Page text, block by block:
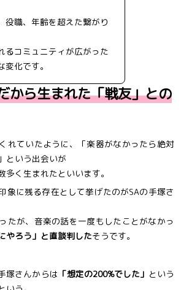
役職、年齢を超えた繋がり
るコミュニティが広がった
変化です。
から生まれた「戦友」との
れていたように、「楽器がなかったら絶対
という出会いが
多く生まれたといいます。
象に残る存在として挙げたのがSAの手塚さ
たが、音楽の話を一度もしたことがなかっ
やろう」と直談判したそうです。
塚さんからは 「想定の200%でした」 という